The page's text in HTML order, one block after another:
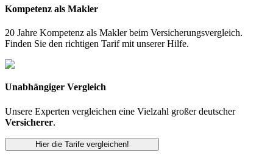
Kompetenz als Makler
20 Jahre Kompetenz als Makler beim Versicherungsvergleich.
Finden Sie den richtigen Tarif mit unserer Hilfe.
Unabhängiger Vergleich
Unsere Experten vergleichen eine Vielzahl großer deutscher
Versicherer.
Hier die Tarife vergleichen!